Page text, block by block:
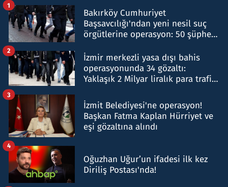
Bakırköy Cumhuriyet
Başsavcılığı'ndan yeni nesil suç
örgütlerine operasyon: 50 şüpheli
1
İzmir merkezli yasa dışı bahis
operasyonunda 34 gözaltı:
Yaklaşık 2 Milyar liralık para trafiği
2
İzmit Belediyesi'ne operasyon!
Başkan Fatma Kaplan Hürriyet ve
eşi gözaltına alındı
3
Oğuzhan Uğur’un ifadesi ilk kez
Diriliş Postası'nda!
4